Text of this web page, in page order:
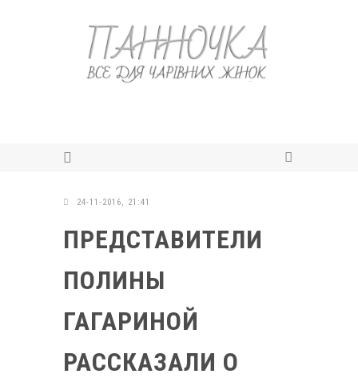
24-11-2016, 21:41
ПРЕДСТАВИТЕЛИ
ПОЛИНЫ
ГАГАРИНОЙ
РАССКАЗАЛИ О